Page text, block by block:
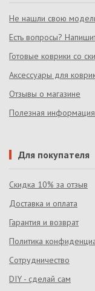
Не нашли свою
Есть вопросы?
Готовые коврики со
Аксессуары для
Отзывы о магазине
Полезная
Для покупателя
Скидка 10% за отзыв
Доставка и оплата
Гарантия и возврат
Политика
Сотрудничество
DIY - сделай сам